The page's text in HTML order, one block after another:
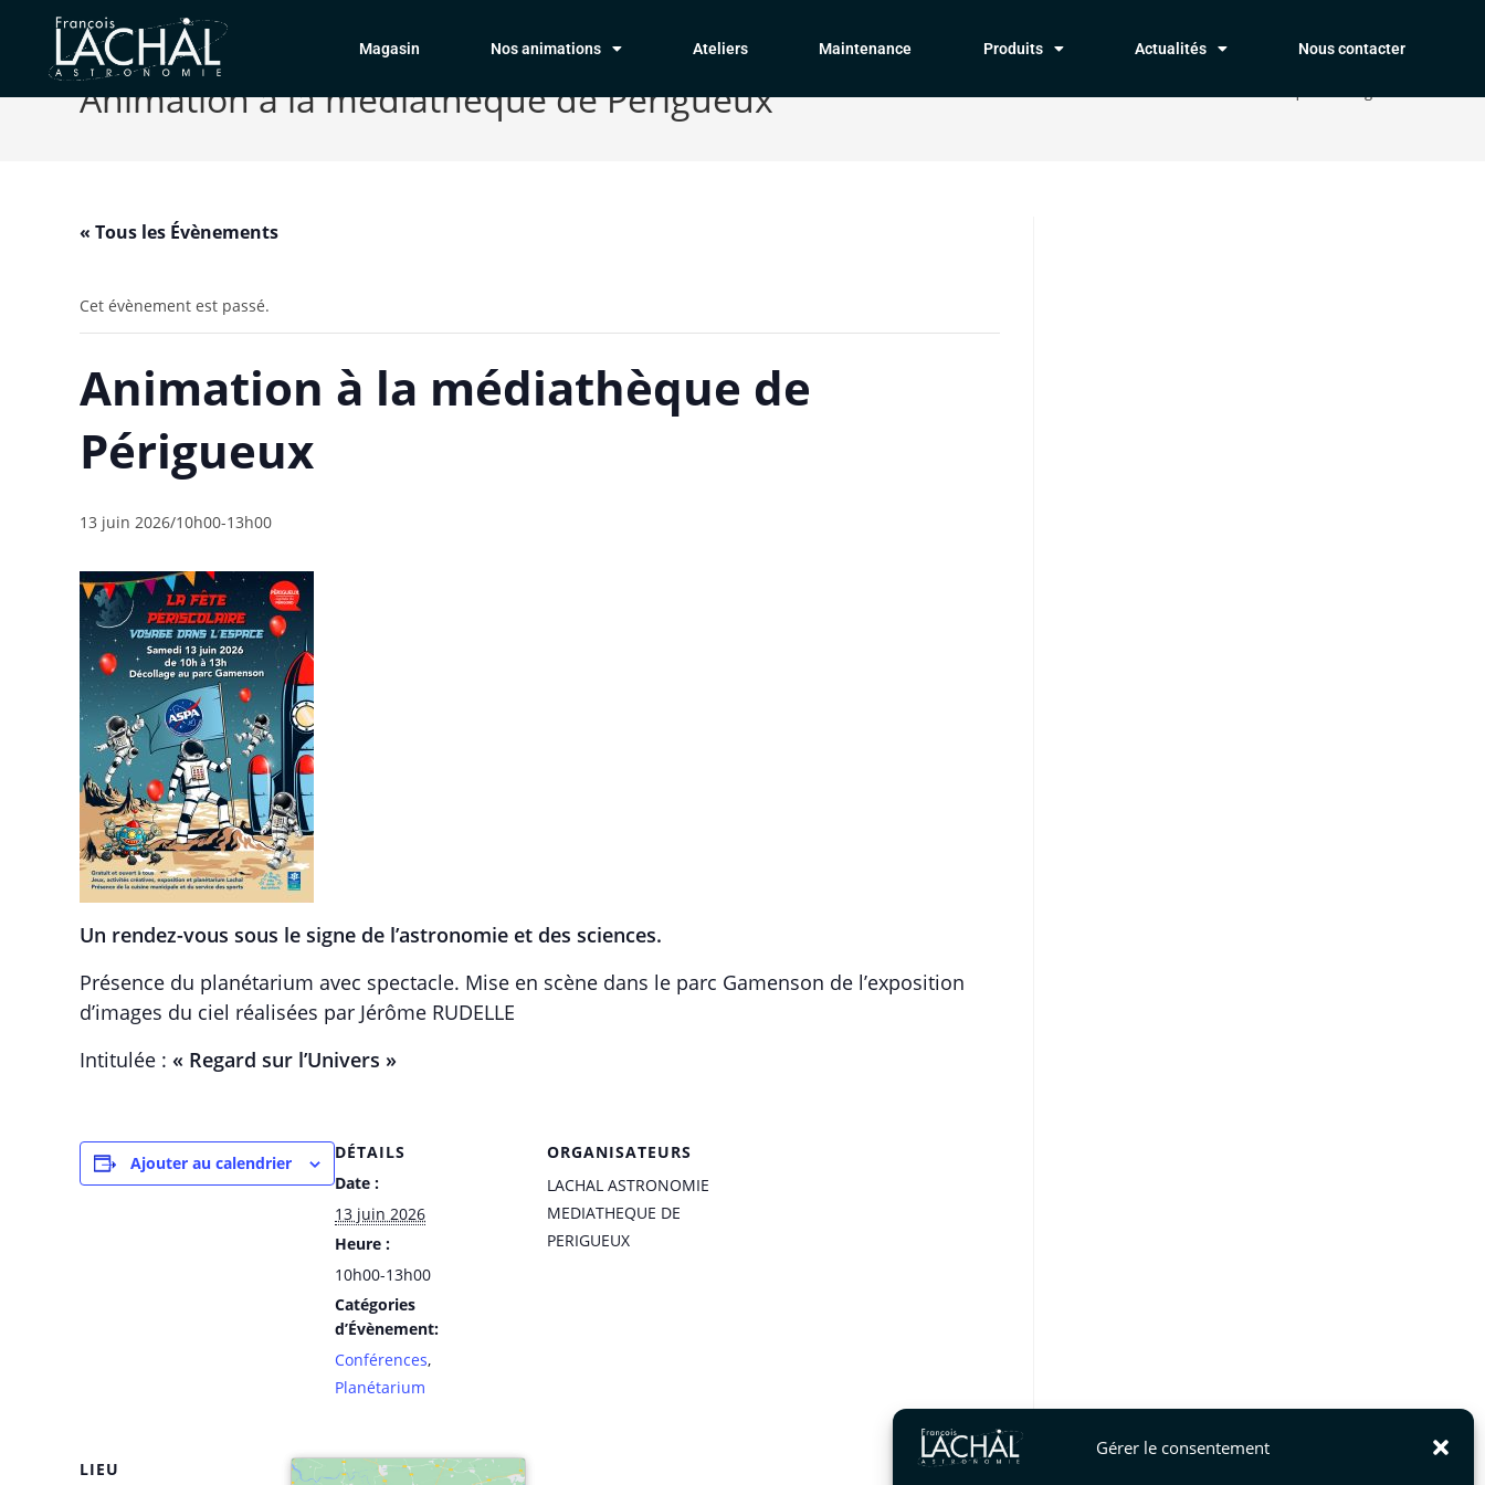
Gérer le consentement
Magasin Nos animations Ateliers Maintenance Produits Actualités Nous contacter
Animation à la médiathèque de Périgueux
« Tous les Évènements
Cet évènement est passé.
Animation à la médiathèque de
Périgueux
13 juin 2026/10h00-13h00
Un rendez-vous sous le signe de l’astronomie et des sciences.
Présence du planétarium avec spectacle. Mise en scène dans le parc Gamenson de l’exposition
d’images du ciel réalisées par Jérôme RUDELLE
Intitulée : « Regard sur l’Univers »
Ajouter au calendrier
DÉTAILS
Date :
13 juin 2026
Heure :
10h00-13h00
Catégories
d’Évènement:
Conférences,
Planétarium
ORGANISATEURS
LACHAL ASTRONOMIE
MEDIATHEQUE DE
PERIGUEUX
LIEU